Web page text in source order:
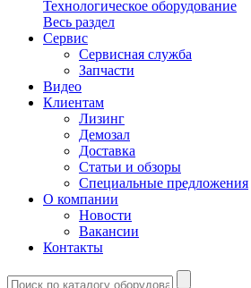
Технологическое оборудование
Весь раздел
Сервис
Сервисная служба
Запчасти
Видео
Клиентам
Лизинг
Демозал
Доставка
Статьи и обзоры
Специальные предложения
О компании
Новости
Вакансии
Контакты